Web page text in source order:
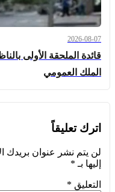
2026-08-07
قائدة الملحقة الأولى
الملك العمومي
اترك تعليقاً
لن يتم نشر عنوان بريدك
إليها بـ *
التعليق *